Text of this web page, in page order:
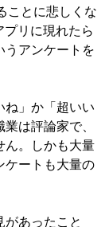
ことに悲しくな
プリに現れたら
うアンケートを
」か「超いい
は評論家で、
ん。しかも大量
ケートも大量の
あったこと